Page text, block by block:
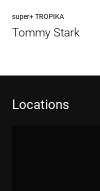
Nächster
Beitrag
super+ TROPIKA
Tommy Stark
Locations